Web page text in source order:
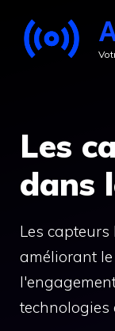
contenu
Les
dans
Les capteurs
améliorant
technologies